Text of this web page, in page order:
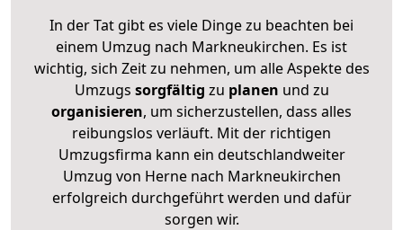
In der Tat gibt es viele Dinge zu beachten bei
einem Umzug nach Markneukirchen. Es ist
wichtig, sich Zeit zu nehmen, um alle Aspekte des
Umzugs sorgfältig zu planen und zu
organisieren, um sicherzustellen, dass alles
reibungslos verläuft. Mit der richtigen
Umzugsfirma kann ein deutschlandweiter
Umzug von Herne nach Markneukirchen
erfolgreich durchgeführt werden und dafür
sorgen wir.